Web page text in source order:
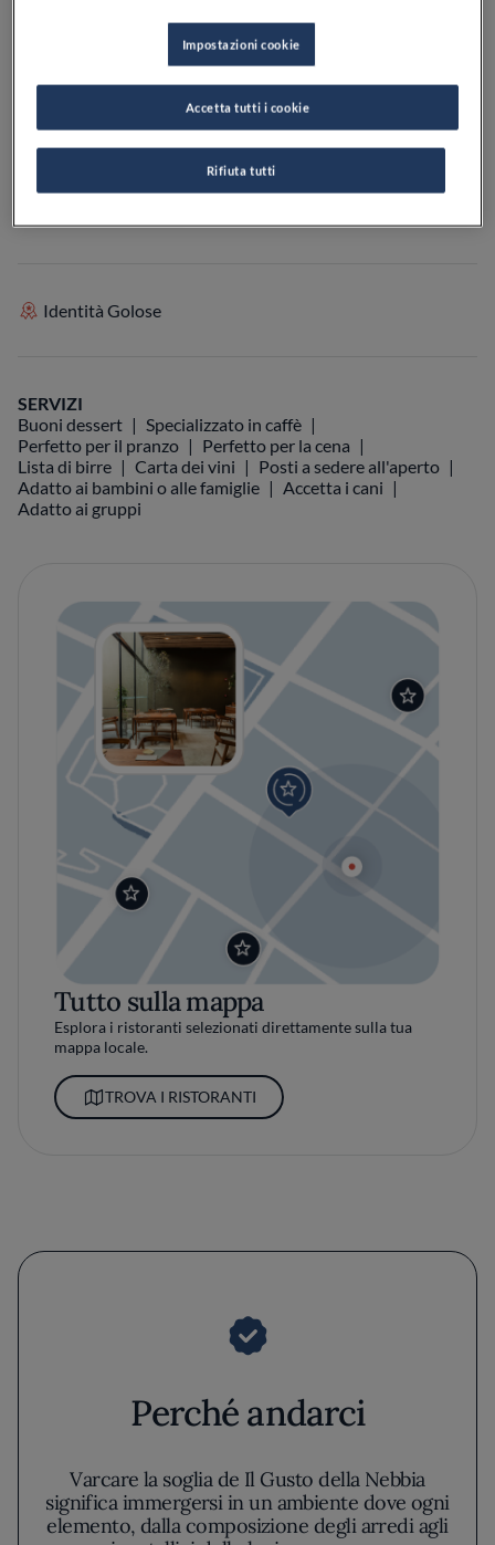
Identità Golose
SERVIZI
Buoni dessert
Specializzato in caffè
Perfetto per il pranzo
Perfetto per la cena
Lista di birre
Carta dei vini
Posti a sedere all'aperto
Adatto ai bambini o alle famiglie
Accetta i cani
Adatto ai gruppi
Tutto sulla mappa
Esplora i ristoranti selezionati direttamente sulla tua
mappa locale.
TROVA I RISTORANTI
Perché andarci
Varcare la soglia de Il Gusto della Nebbia
significa immergersi in un ambiente dove ogni
elemento, dalla composizione degli arredi agli
Impostazioni cookie
Rifiuta tutti
Accetta tutti i cookie